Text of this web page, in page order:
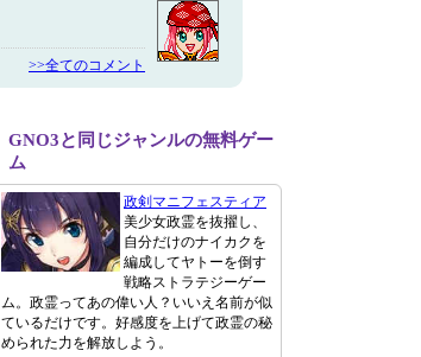
>>全てのコメント
GNO3と同じジャンルの無料ゲー
ム
政剣マニフェスティア
美少女政霊を抜擢し、
自分だけのナイカクを
編成してヤトーを倒す
戦略ストラテジーゲー
ム。政霊ってあの偉い人？いいえ名前が似
ているだけです。好感度を上げて政霊の秘
められた力を解放しよう。